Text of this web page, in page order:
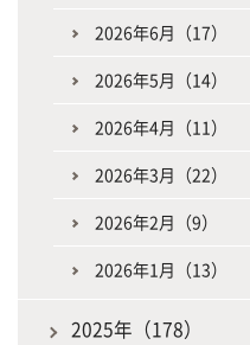
2026年6月（17）
2026年5月（14）
2026年4月（11）
2026年3月（22）
2026年2月（9）
2026年1月（13）
2025年（178）